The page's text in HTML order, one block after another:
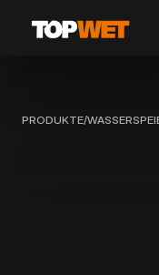
PRODUKTE/